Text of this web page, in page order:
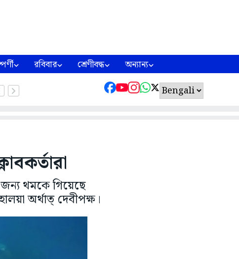
রবিবার শ্রেণীবদ্ধ অন্যান্য
থমকে গিয়েছে
অর্থাত্ দেবীপক্ষ।